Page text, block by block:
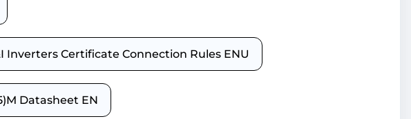
Inverters Certificate Connection Rules ENU
Datasheet EN